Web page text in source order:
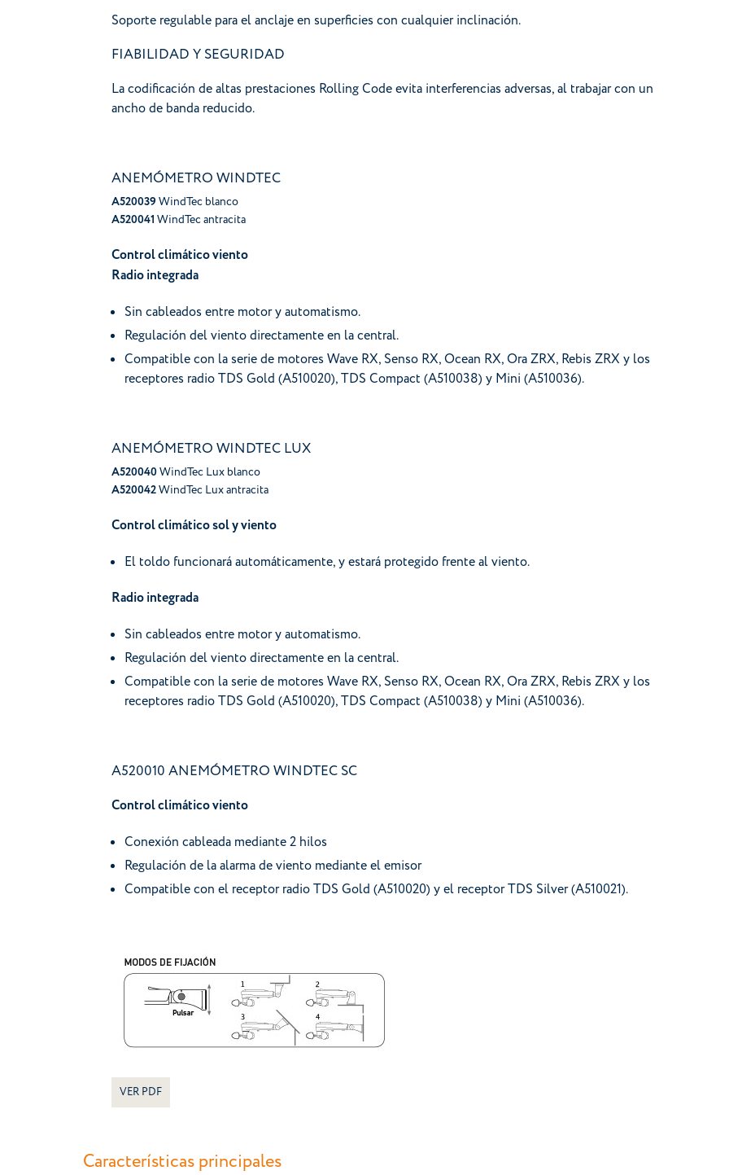
Soporte regulable para el anclaje en superficies con cualquier inclinación.
FIABILIDAD Y SEGURIDAD
La codificación de altas prestaciones Rolling Code evita interferencias adversas, al trabajar con un
ancho de banda reducido.
ANEMÓMETRO WINDTEC
A520039WindTec blanco
A520041 WindTec antracita
Control climático viento
Radio integrada
Sin cableados entre motor y automatismo.
Regulación del viento directamente en la central.
Compatible con la serie de motores Wave RX, Senso RX, Ocean RX, Ora ZRX, Rebis ZRX y los
receptores radio TDS Gold (A510020), TDS Compact (A510038) y Mini (A510036).
ANEMÓMETRO WINDTEC LUX
A520040WindTec Lux blanco
A520042WindTec Lux antracita
Control climático sol y viento
El toldo funcionará automáticamente, y estará protegido frente al viento.
Radio integrada
Sin cableados entre motor y automatismo.
Regulación del viento directamente en la central.
Compatible con la serie de motores Wave RX, Senso RX, Ocean RX, Ora ZRX, Rebis ZRX y los
receptores radio TDS Gold (A510020), TDS Compact (A510038) y Mini (A510036).
A520010 ANEMÓMETRO WINDTEC SC
Control climático viento
Conexión cableada mediante 2 hilos
Regulación de la alarma de viento mediante el emisor
Compatible con el receptor radio TDS Gold (A510020) y el receptor TDS Silver (A510021).
VER PDF
Características principales